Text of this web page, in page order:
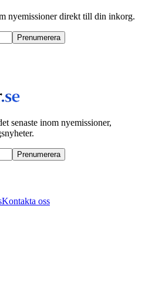
nyemissioner direkt till din inkorg.
Prenumerera
senaste inom nyemissioner,
Prenumerera
Kontakta oss